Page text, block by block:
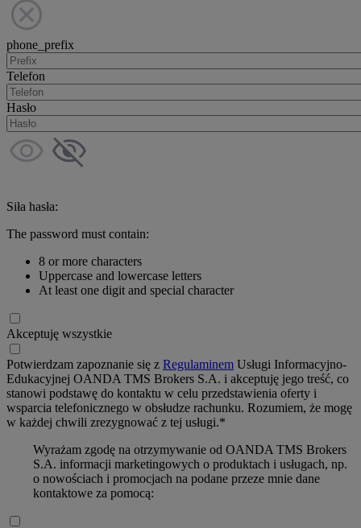
phone_prefix
Telefon
Hasło
Siła hasła:
The password must contain:
8 or more characters
Uppercase and lowercase letters
At least one digit and special character
Akceptuję wszystkie
Potwierdzam zapoznanie się z Regulaminem Usługi Informacyjno-
Edukacyjnej OANDA TMS Brokers S.A. i akceptuję jego treść, co
stanowi podstawę do kontaktu w celu przedstawienia oferty i
wsparcia telefonicznego w obsłudze rachunku. Rozumiem, że mogę
w każdej chwili zrezygnować z tej usługi.*
Wyrażam zgodę na otrzymywanie od OANDA TMS Brokers
S.A. informacji marketingowych o produktach i usługach, np.
o nowościach i promocjach na podane przeze mnie dane
kontaktowe za pomocą: